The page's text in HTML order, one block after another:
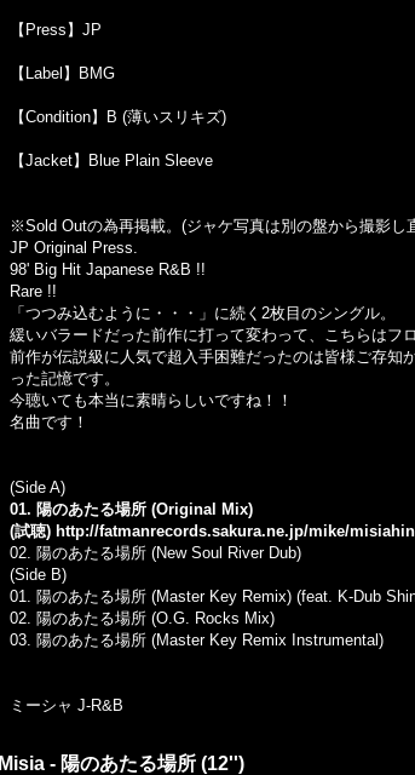
【Press】JP
【Label】BMG
【Condition】B (薄いスリキズ)
【Jacket】Blue Plain Sleeve
※Sold Outの為再掲載。(ジャケ写真は別の盤から撮影し
JP Original Press.
98' Big Hit Japanese R&B !!
Rare !!
「つつみ込むように・・・」に続く2枚目のシングル。
緩いバラードだった前作に打って変わって、こちらはフ
前作が伝説級に人気で超入手困難だったのは皆様ご存
った記憶です。
今聴いても本当に素晴らしいですね！！
名曲です！
(Side A)
01. 陽のあたる場所 (Original Mix)
(試聴) http://fatmanrecords.sakura.ne.jp/mike/
02. 陽のあたる場所 (New Soul River Dub)
(Side B)
01. 陽のあたる場所 (Master Key Remix) (feat. K-Dub
02. 陽のあたる場所 (O.G. Rocks Mix)
03. 陽のあたる場所 (Master Key Remix Instrumental)
ミーシャ J-R&B
Misia - 陽のあたる場所 (12'')